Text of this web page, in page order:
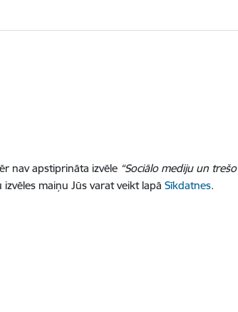
nav apstiprināta izvēle “Sociālo mediju un trešo
izvēles maiņu Jūs varat veikt lapāSīkdatnes.